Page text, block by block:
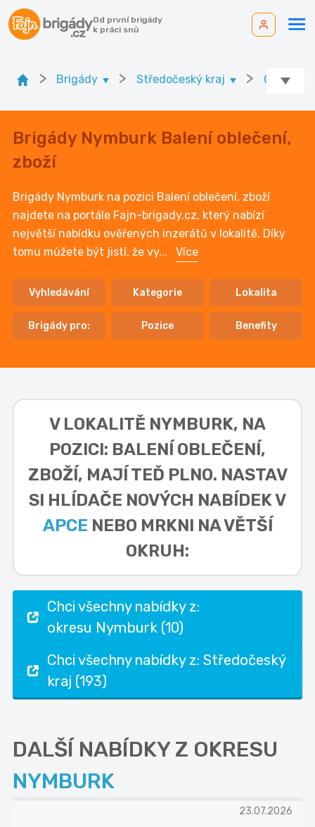
Od první brigády
k práci snů
> Brigády > Středočeský kraj > Ok.
Brigády Nymburk Balení oblečení,
zboží
Brigády Nymburk na pozici Balení oblečení, zboží
najdete na portále Fajn-brigady.cz, který nabízí
největší nabídku ověřených inzerátů v lokalitě. Díky
tomu můžete být jistí, že vy... Více
Vyhledávání Kategorie Lokalita
Brigády pro: Pozice Benefity
V LOKALITĚ NYMBURK, NA
POZICI: BALENÍ OBLEČENÍ,
ZBOŽÍ, MAJÍ TEĎ PLNO. NASTAV
SI HLÍDAČE NOVÝCH NABÍDEK V
APCE NEBO MRKNI NA VĚTŠÍ
OKRUH:
Chci všechny nabídky z:
okresu Nymburk (10)
Chci všechny nabídky z: Středočeský
kraj (193)
DALŠÍ NABÍDKY Z OKRESU
NYMBURK
23.07.2026